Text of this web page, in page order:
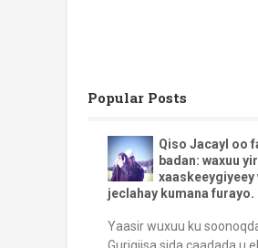
Popular Posts
Qiso Jacayl oo
badan: waxuu
xaaskeeygiyeey
jeclahay kumana furayo.
Yaasir wuxuu ku